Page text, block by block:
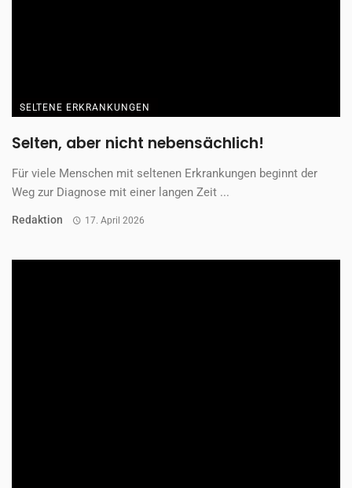
SELTENE ERKRANKUNGEN
Selten, aber nicht nebensächlich!
Für viele Menschen mit seltenen Erkrankungen beginnt der
Weg zur Diagnose mit einer langen Zeit ...
Redaktion 17. April 2026